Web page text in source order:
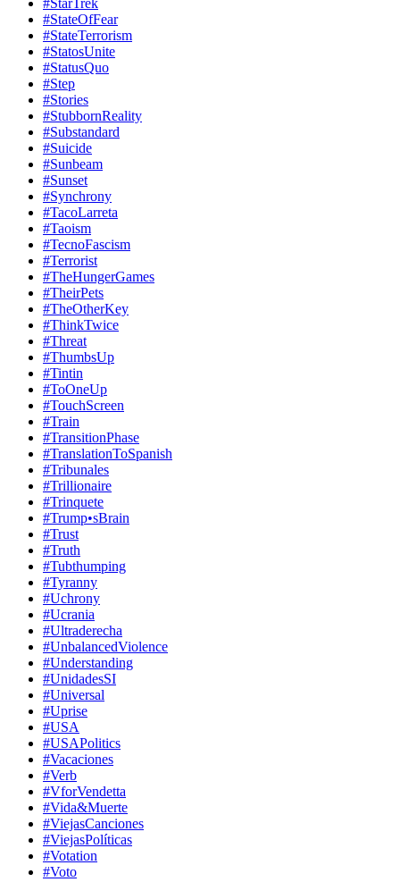
#StarTrek
#StateOfFear
#StateTerrorism
#StatosUnite
#StatusQuo
#Step
#Stories
#StubbornReality
#Substandard
#Suicide
#Sunbeam
#Sunset
#Synchrony
#TacoLarreta
#Taoism
#TecnoFascism
#Terrorist
#TheHungerGames
#TheirPets
#TheOtherKey
#ThinkTwice
#Threat
#ThumbsUp
#Tintin
#ToOneUp
#TouchScreen
#Train
#TransitionPhase
#TranslationToSpanish
#Tribunales
#Trillionaire
#Trinquete
#Trump•sBrain
#Trust
#Truth
#Tubthumping
#Tyranny
#Uchrony
#Ucrania
#Ultraderecha
#UnbalancedViolence
#Understanding
#UnidadesSI
#Universal
#Uprise
#USA
#USAPolitics
#Vacaciones
#Verb
#VforVendetta
#Vida&Muerte
#ViejasCanciones
#ViejasPolíticas
#Votation
#Voto